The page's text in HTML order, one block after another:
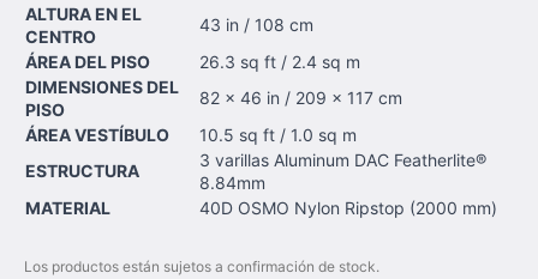
ALTURA EN EL
CENTRO
43 in / 108 cm
ÁREA DEL PISO
26.3 sq ft / 2.4 sq m
DIMENSIONES DEL
PISO
82 x 46 in / 209 x 117 cm
ÁREA VESTÍBULO
10.5 sq ft / 1.0 sq m
ESTRUCTURA
3 varillas Aluminum DAC Featherlite®
8.84mm
MATERIAL
40D OSMO Nylon Ripstop (2000 mm)
Los productos están sujetos a confirmación de stock.